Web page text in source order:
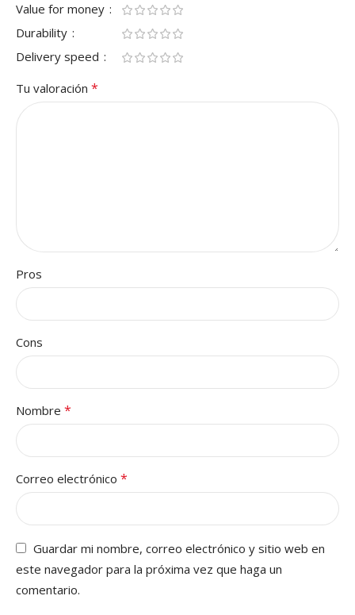
Value for money
Durability
Delivery speed
Tu valoración *
Pros
Cons
Nombre *
Correo electrónico *
Guardar mi nombre, correo electrónico y sitio web en
este navegador para la próxima vez que haga un
comentario.